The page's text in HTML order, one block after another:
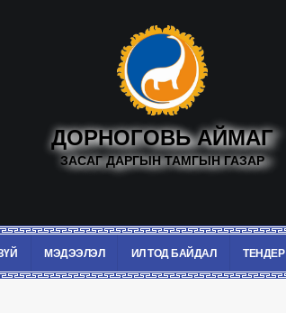
ДОРНОГОВЬ АЙМАГ
ЗАСАГ ДАРГЫН ТАМГЫН ГАЗАР
МЭДЭЭЛЭЛ ИЛ ТОД БАЙДАЛ ТЕНДЕР